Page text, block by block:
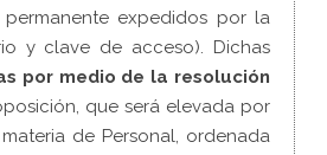
expedidos por la
y clave de acceso). Dichas
por medio de la resolución
que será elevada por
de Personal, ordenada